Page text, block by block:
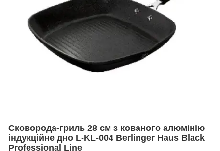
Сковорода-гриль 28 см з кованого алюмінію
індукційне дно L-KL-004 Berlinger Haus Black
Professional Line